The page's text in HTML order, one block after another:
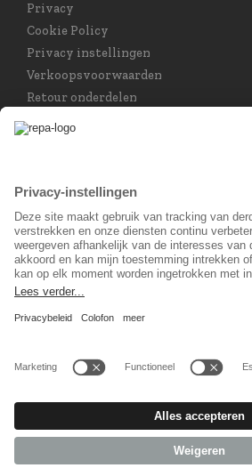
Privacy
Cookie Policy
Privacy instellingen
Verkoopsvoorwaarden
Retour onderdelen
Nederlands
Sociaal Netwerk
© 2026 REPA Holding GmbH. All rights